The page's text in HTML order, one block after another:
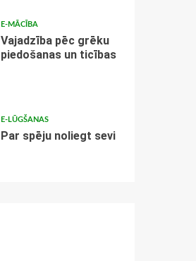
E-MĀCĪBA
Vajadzība pēc grēku
piedošanas un ticības
E-LŪGŠANAS
Par spēju noliegt sevi